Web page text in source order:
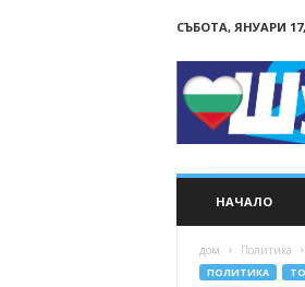
СЪБОТА, ЯНУАРИ 17,
НАЧАЛО
дом Политика
ПОЛИТИКА